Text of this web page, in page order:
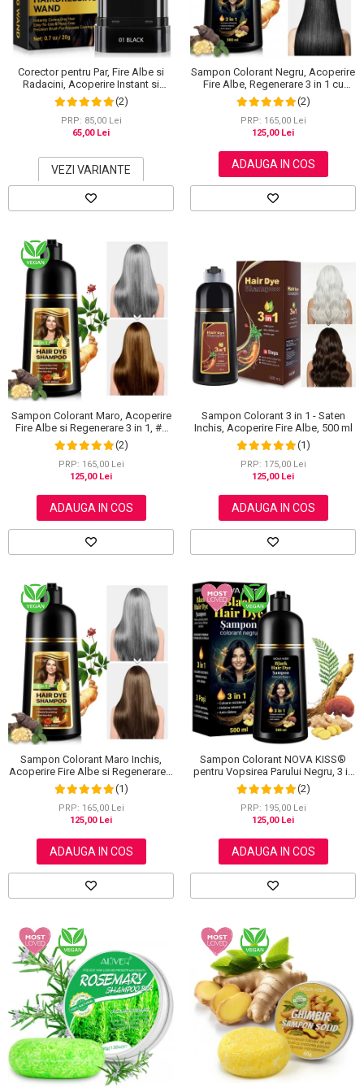
Scrub / Balsam de buze
Netestate pe Animale
Corector pentru Par, Fire Albe si
Radacini, Acoperire Instant si
Rezistenta la Transfer, 20 g
(2)
PRP: 85,00 Lei
65,00 Lei
VEZI VARIANTE
Sampon Colorant Negru, Acoperire
Fire Albe, Regenerare 3 in 1 cu
Ghimbir, 500 ml
(2)
PRP: 165,00 Lei
125,00 Lei
ADAUGA IN COS
Sampon Colorant Maro, Acoperire
Fire Albe si Regenerare 3 in 1, #2
Brown, 500 ml
(2)
PRP: 165,00 Lei
125,00 Lei
ADAUGA IN COS
Sampon Colorant 3 in 1 - Saten
Inchis, Acoperire Fire Albe, 500 ml
(1)
PRP: 175,00 Lei
125,00 Lei
ADAUGA IN COS
Sampon Colorant Maro Inchis,
Acoperire Fire Albe si Regenerare 3
in 1, #5 Dark Coffee, 500 ml
(1)
PRP: 165,00 Lei
125,00 Lei
ADAUGA IN COS
Sampon Colorant NOVA KISS®
pentru Vopsirea Parului Negru, 3 in
1, Acoperire Fire Albe, 500 ml
(2)
PRP: 195,00 Lei
125,00 Lei
ADAUGA IN COS